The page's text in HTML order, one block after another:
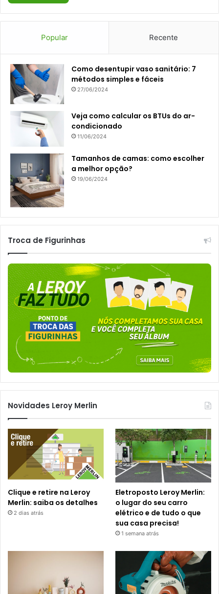
Popular Recente
Como desentupir vaso sanitário: 7
métodos simples e fáceis
27/06/2024
Veja como calcular os BTUs do ar-
condicionado
11/06/2024
Tamanhos de camas: como escolher
a melhor opção?
19/06/2024
Troca de Figurinhas
Novidades Leroy Merlin
Clique e retire na Leroy
Merlin: saiba os detalhes
2 dias atrás
Eletroposto Leroy Merlin:
o lugar do seu carro
elétrico e de tudo o que
sua casa precisa!
1 semana atrás